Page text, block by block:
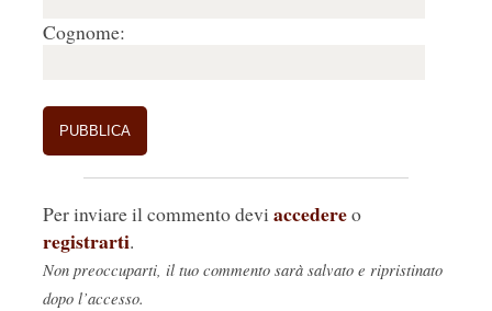
Cognome:
Per inviare il commento devi accedereo
registrarti.
Non preoccuparti, il tuo commento sarà salvato e ripristinato
dopo l’accesso.